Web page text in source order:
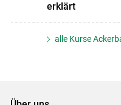
erklärt
alle Kurse